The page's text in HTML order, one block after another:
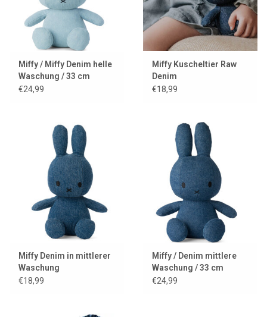
Miffy / Miffy Denim helle
Waschung / 33 cm
€24,99
Miffy Kuscheltier Raw
Denim
€18,99
Miffy Denim in mittlerer
Waschung
€18,99
Miffy / Denim mittlere
Waschung / 33 cm
€24,99